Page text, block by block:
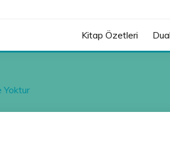
Kitap Özetleri
Yoktur